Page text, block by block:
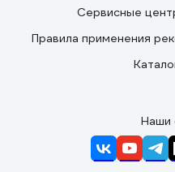
Сервисные
Правила применения
Наши